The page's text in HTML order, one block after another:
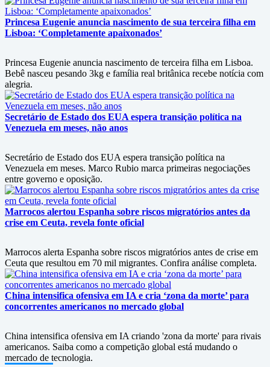
Princesa Eugenie anuncia nascimento de sua terceira filha em
Lisboa: ‘Completamente apaixonados’
Princesa Eugenie anuncia nascimento de terceira filha em Lisboa.
Bebê nasceu pesando 3kg e família real britânica recebe notícia com
alegria.
Secretário de Estado dos EUA espera transição política na
Venezuela em meses, não anos
Secretário de Estado dos EUA espera transição política na
Venezuela em meses. Marco Rubio marca primeiras negociações
entre governo e oposição.
Marrocos alertou Espanha sobre riscos migratórios antes da
crise em Ceuta, revela fonte oficial
Marrocos alerta Espanha sobre riscos migratórios antes de crise em
Ceuta que resultou em 70 mil migrantes. Confira análise completa.
China intensifica ofensiva em IA e cria ‘zona da morte’ para
concorrentes americanos no mercado global
China intensifica ofensiva em IA criando 'zona da morte' para rivais
americanos. Saiba como a competição global está mudando o
mercado de tecnologia.